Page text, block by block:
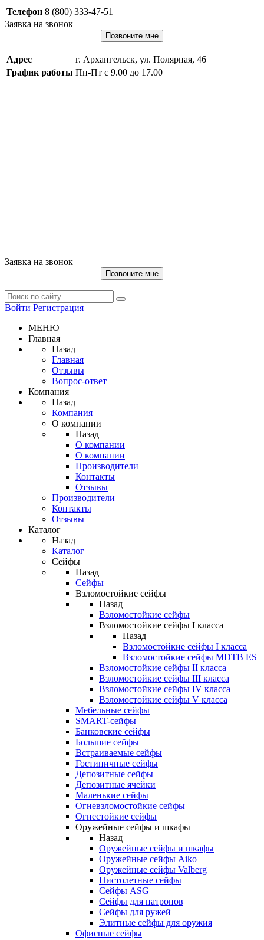
Телефон 8 (800) 333-47-51
Заявка на звонок
Позвоните мне
Адрес
г. Архангельск, ул. Полярная, 46
График работы Пн-Пт с 9.00 до 17.00
Заявка на звонок
Позвоните мне
Войти Регистрация
МЕНЮ
Главная
Назад
Главная
Отзывы
Вопрос-ответ
Компания
Назад
Компания
О компании
Назад
О компании
О компании
Производители
Контакты
Отзывы
Производители
Контакты
Отзывы
Каталог
Назад
Каталог
Сейфы
Назад
Сейфы
Взломостойкие сейфы
Назад
Взломостойкие сейфы
Взломостойкие сейфы I класса
Назад
Взломостойкие сейфы I класса
Взломостойкие сейфы MDTB ES
Взломостойкие сейфы II класса
Взломостойкие сейфы III класса
Взломостойкие сейфы IV класса
Взломостойкие сейфы V класса
Мебельные сейфы
SMART-сейфы
Банковские сейфы
Большие сейфы
Встраиваемые сейфы
Гостиничные сейфы
Депозитные сейфы
Депозитные ячейки
Маленькие сейфы
Огневзломостойкие сейфы
Огнестойкие сейфы
Оружейные сейфы и шкафы
Назад
Оружейные сейфы и шкафы
Оружейные сейфы Aiko
Оружейные сейфы Valberg
Пистолетные сейфы
Сейфы ASG
Сейфы для патронов
Сейфы для ружей
Элитные сейфы для оружия
Офисные сейфы